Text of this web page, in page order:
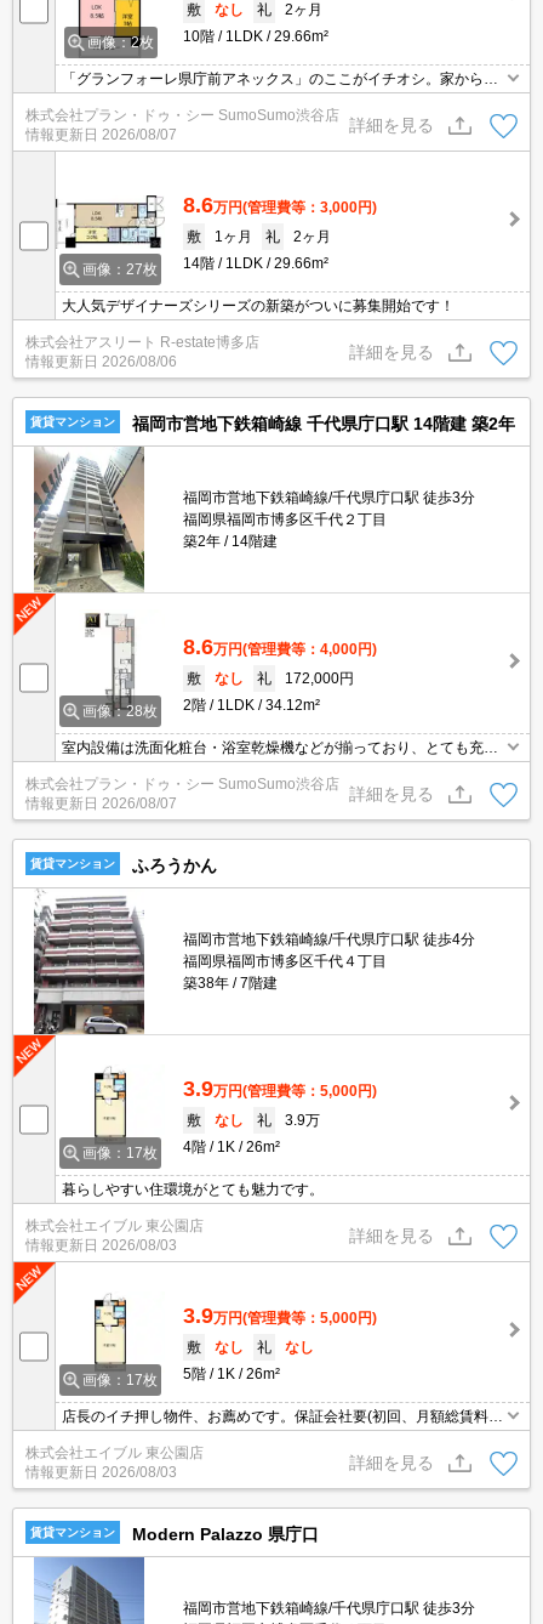
画像：2枚
敷
なし 礼
2ヶ月
10階
1LDK 29.66m²
「グランフォーレ県庁前アネックス」のここがイチオシ。家から徒
クス・ウォークインクロゼットなど豊富なので、広々と空間を利用
することも可能です。相談して頂ければ引っ越し日をご希望の日時
株式会社プラン・ドゥ・シー SumoSumo渋谷店
情報更新日 2026/08/07
詳細を見る
画像：27枚
8.6万円(管理費等：3,000円)
敷
1ヶ月 礼
2ヶ月
14階
1LDK 29.66m²
大人気デザイナーズシリーズの新築がついに募集開始です！
株式会社アスリート R-estate博多店
情報更新日 2026/08/06
詳細を見る
賃貸マンション 福岡市営地下鉄箱崎線 千代県庁口駅 14階建 築2年
福岡市営地下鉄箱崎線/千代県庁口駅 徒歩3分
福岡県福岡市博多区千代２丁目
築2年
14階建
画像：28枚
8.6万円(管理費等：4,000円)
敷
なし 礼
172,000円
2階
1LDK 34.12m²
室内設備は洗面化粧台・浴室乾燥機などが揃っており、とても充実
ど充実しているので、防犯対策もばっちりです。収納はクロゼッ
ト・シューズボックスなど豊富なので、衣類や履き物の整理がしや
すく便利です。外装もおしゃれで快適な生活をおくることができる
株式会社プラン・ドゥ・シー SumoSumo渋谷店
情報更新日 2026/08/07
詳細を見る
賃貸マンション ふろうかん
福岡市営地下鉄箱崎線/千代県庁口駅 徒歩4分
福岡県福岡市博多区千代４丁目
築38年
7階建
画像：17枚
3.9万円(管理費等：5,000円)
敷
なし 礼
3.9万
4階
1K 26m²
暮らしやすい住環境がとても魅力です。
株式会社エイブル 東公園店
情報更新日 2026/08/03
詳細を見る
画像：17枚
3.9万円(管理費等：5,000円)
敷
なし 礼
なし
5階
1K 26m²
店長のイチ押し物件、お薦めです。保証会社要(初回、月額総賃料の
株式会社エイブル 東公園店
情報更新日 2026/08/03
詳細を見る
賃貸マンション Modern Palazzo 県庁口
福岡市営地下鉄箱崎線/千代県庁口駅 徒歩3分